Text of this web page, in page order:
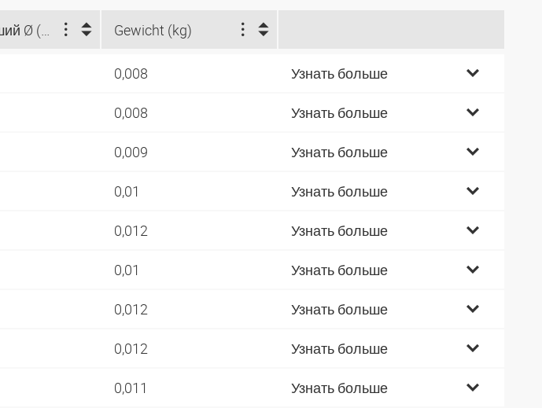
наименьший Ø (mm) Gewicht (kg)
0,008 Узнать больше
0,008 Узнать больше
0,009 Узнать больше
0,01 Узнать больше
0,012 Узнать больше
0,01 Узнать больше
0,012 Узнать больше
0,012 Узнать больше
0,011 Узнать больше